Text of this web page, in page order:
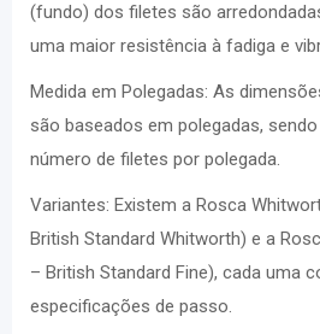
(fundo) dos filetes são
uma maior resistência à fadiga e
Medida em Polegadas: As
são baseados em polegadas,
número de filetes por polegada.
Variantes: Existem a Rosca
British Standard Whitworth) e a
– British Standard Fine), cada uma
especificações de passo.